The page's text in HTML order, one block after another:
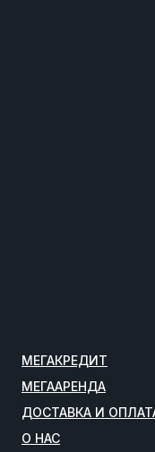
МЕГАКРЕДИТ
МЕГААРЕНДА
ДОСТАВКА И
О НАС